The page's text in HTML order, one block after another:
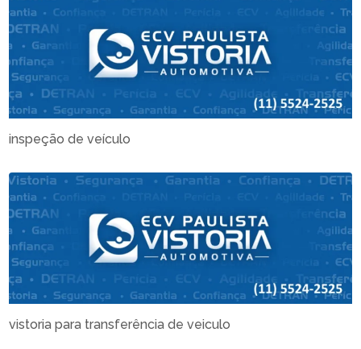
inspeção de veículo
vistoria para transferência de veiculo